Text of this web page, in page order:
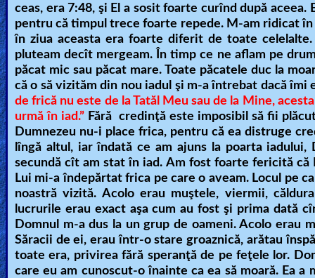
ceas, era 7:48, şi El a sosit foarte curînd după
pentru că timpul trece foarte repede. M-am ridicat
în ziua aceasta era foarte diferit de toate
pluteam decît mergeam. În timp ce ne aflam pe
păcat mic sau păcat mare. Toate păcatele duc la
că o să vizităm din nou iadul şi m-a întrebat dacă
de frică nu este de la Tatăl Meu sau de la Mine,
urmă în iad.” Fără credinţă este imposibil să fii
Dumnezeu nu-i place frica, pentru că ea distruge
lîngă altul, iar îndată ce am ajuns la poarta
secundă cît am stat în iad. Am fost foarte fericită
Lui mi-a îndepărtat frica pe care o aveam. Locul pe
noastră vizită. Acolo erau muştele, viermii,
lucrurile erau exact aşa cum au fost şi prima dată
Domnul m-a dus la un grup de oameni. Acolo erau
Săracii de ei, erau într-o stare groaznică, arătau
toate era, privirea fără speranţă de pe feţele lor.
care eu am cunoscut-o înainte ca ea să moară. Ea